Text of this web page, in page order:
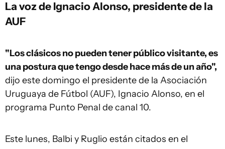
La voz de Ignacio Alonso, presidente de la
AUF
"Los clásicos no pueden tener público visitante, es
una postura que tengo desde hace más de un año",
dijo este domingo el presidente de la Asociación
Uruguaya de Fútbol (AUF), Ignacio Alonso, en el
programa Punto Penal de canal 10.
Este lunes, Balbi y Ruglio están citados en el